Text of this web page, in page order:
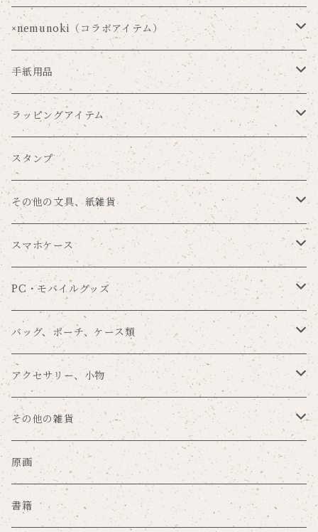
×nemunoki（コラボアイテム）
Via Carousel×nemunoki
oudmijin×nemunoki
吉井美穂×nemunoki
紙me×nemunoki
Souren
まんまる×nemunoki
POME×nemunoki
ゆらり本舗×nemunoki
文房具DJmaki×nemunoki
mug×nemunoki
手紙用品
レターセット
便箋
ポストカード
メッセージカード
一筆箋
その他の手紙用品
ラッピングアイテム
ラッピングペーパー
マスキングテープ
シール
タグセット
その他のラッピングアイテム
スタンプ
その他の文具、紙雑貨
ブックカバー
ブックマーク
メモパッド
ノート
ファイル
ステッカー
ポスター
スマホケース
手帳型
留め帯あり
留め帯なし
背面保護
プラスチックハードカバー
ミラーケース
サンドアートケース
グリッターケース
PC・モバイルグッズ
スマホリング
タブレットカバー
カードポケット
マウスパッド
その他のPC・モバイルグッズ
バッグ、ポーチ、ケース類
バッグ
ポーチ
キーケース
コインケース
アクセサリー、小物
キーホルダー
ブローチ
缶バッジ、ピンズ
その他の雑貨
マスク
珪藻土グッズ
原画
書籍